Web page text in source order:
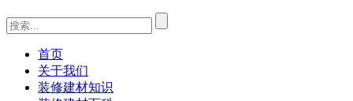
首页
关于我们
装修建材知识